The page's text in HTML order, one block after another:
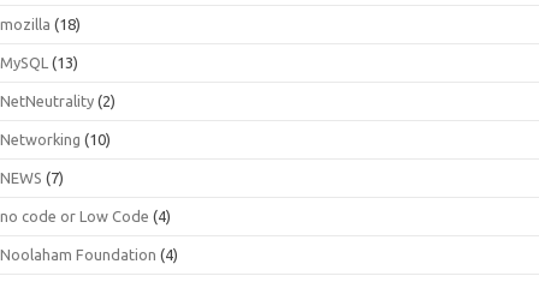
mozilla (18)
MySQL (13)
NetNeutrality (2)
Networking (10)
NEWS (7)
no code or Low Code (4)
Noolaham Foundation (4)